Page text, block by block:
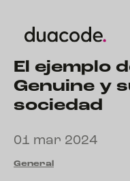
El ejemplo
Genuine y
sociedad
01 mar 2024
General